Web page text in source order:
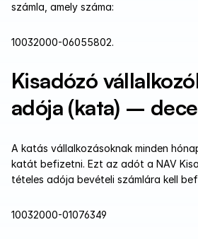
számla, amely száma:
10032000-06055802.
Kisadózó
adója (kata) –
A katás vállalkozásoknak minden
katát befizetni. Ezt az adót a NAV
tételes adója bevételi számlára kell
10032000-01076349